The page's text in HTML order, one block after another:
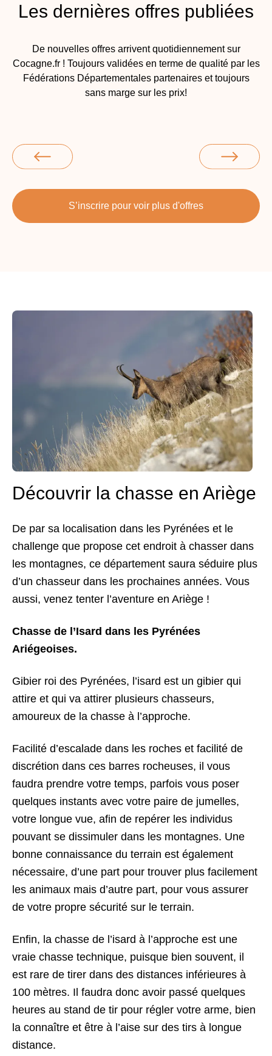
Les dernières offres publiées
De nouvelles offres arrivent quotidiennement sur
Cocagne.fr ! Toujours validées en terme de qualité par les
Fédérations Départementales partenaires et toujours
sans marge sur les prix!
S’inscrire pour voir plus d'offres
Découvrir la chasse en Ariège
De par sa localisation dans les Pyrénées et le
challenge que propose cet endroit à chasser dans
les montagnes, ce département saura séduire plus
d’un chasseur dans les prochaines années. Vous
aussi, venez tenter l’aventure en Ariège !
Chasse de l’Isard dans les Pyrénées
Ariégeoises.
Gibier roi des Pyrénées, l’isard est un gibier qui
attire et qui va attirer plusieurs chasseurs,
amoureux de la chasse à l’approche.
Facilité d’escalade dans les roches et facilité de
discrétion dans ces barres rocheuses, il vous
faudra prendre votre temps, parfois vous poser
quelques instants avec votre paire de jumelles,
votre longue vue, afin de repérer les individus
pouvant se dissimuler dans les montagnes. Une
bonne connaissance du terrain est également
nécessaire, d’une part pour trouver plus facilement
les animaux mais d’autre part, pour vous assurer
de votre propre sécurité sur le terrain.
Enfin, la chasse de l’isard à l’approche est une
vraie chasse technique, puisque bien souvent, il
est rare de tirer dans des distances inférieures à
100 mètres. Il faudra donc avoir passé quelques
heures au stand de tir pour régler votre arme, bien
la connaître et être à l’aise sur des tirs à longue
distance.